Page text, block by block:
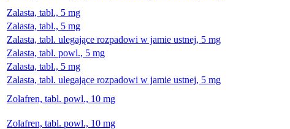
Zalasta, tabl., 5 mg
Zalasta, tabl., 5 mg
Zalasta, tabl. ulegające rozpadowi w jamie ustnej, 5 mg
Zalasta, tabl. powl., 5 mg
Zalasta, tabl., 5 mg
Zalasta, tabl. ulegające rozpadowi w jamie ustnej, 5 mg
Zolafren, tabl. powl., 10 mg
Zolafren, tabl. powl., 10 mg